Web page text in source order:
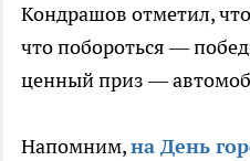
Кондрашов отметил,
что побороться —
ценный приз —
Напомним,на День